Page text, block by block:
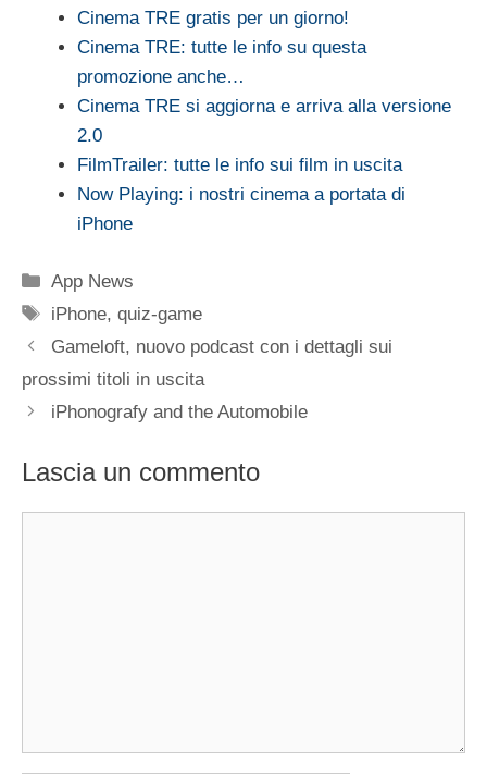
Cinema TRE gratis per un giorno!
Cinema TRE: tutte le info su questa
promozione anche…
Cinema TRE si aggiorna e arriva alla versione
2.0
FilmTrailer: tutte le info sui film in uscita
Now Playing: i nostri cinema a portata di
iPhone
Categorie
App News
Tag
iPhone,quiz-game
Gameloft, nuovo podcast con i dettagli sui
prossimi titoli in uscita
iPhonografy and the Automobile
Lascia un commento